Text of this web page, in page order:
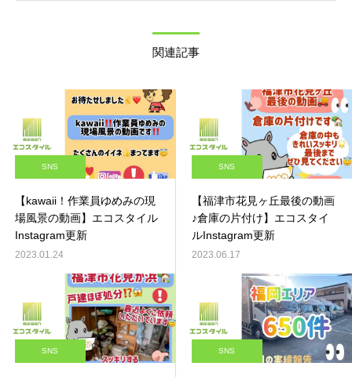
関連記事
SNS
【kawaii！作業員ゆめみの現
場風景の動画】エコスタイル
Instagram更新
2023.01.24
SNS
【福津市花見ヶ丘最後の動画
♪倉庫の片付け】エコスタイ
ルInstagram更新
2023.06.17
SNS SNS